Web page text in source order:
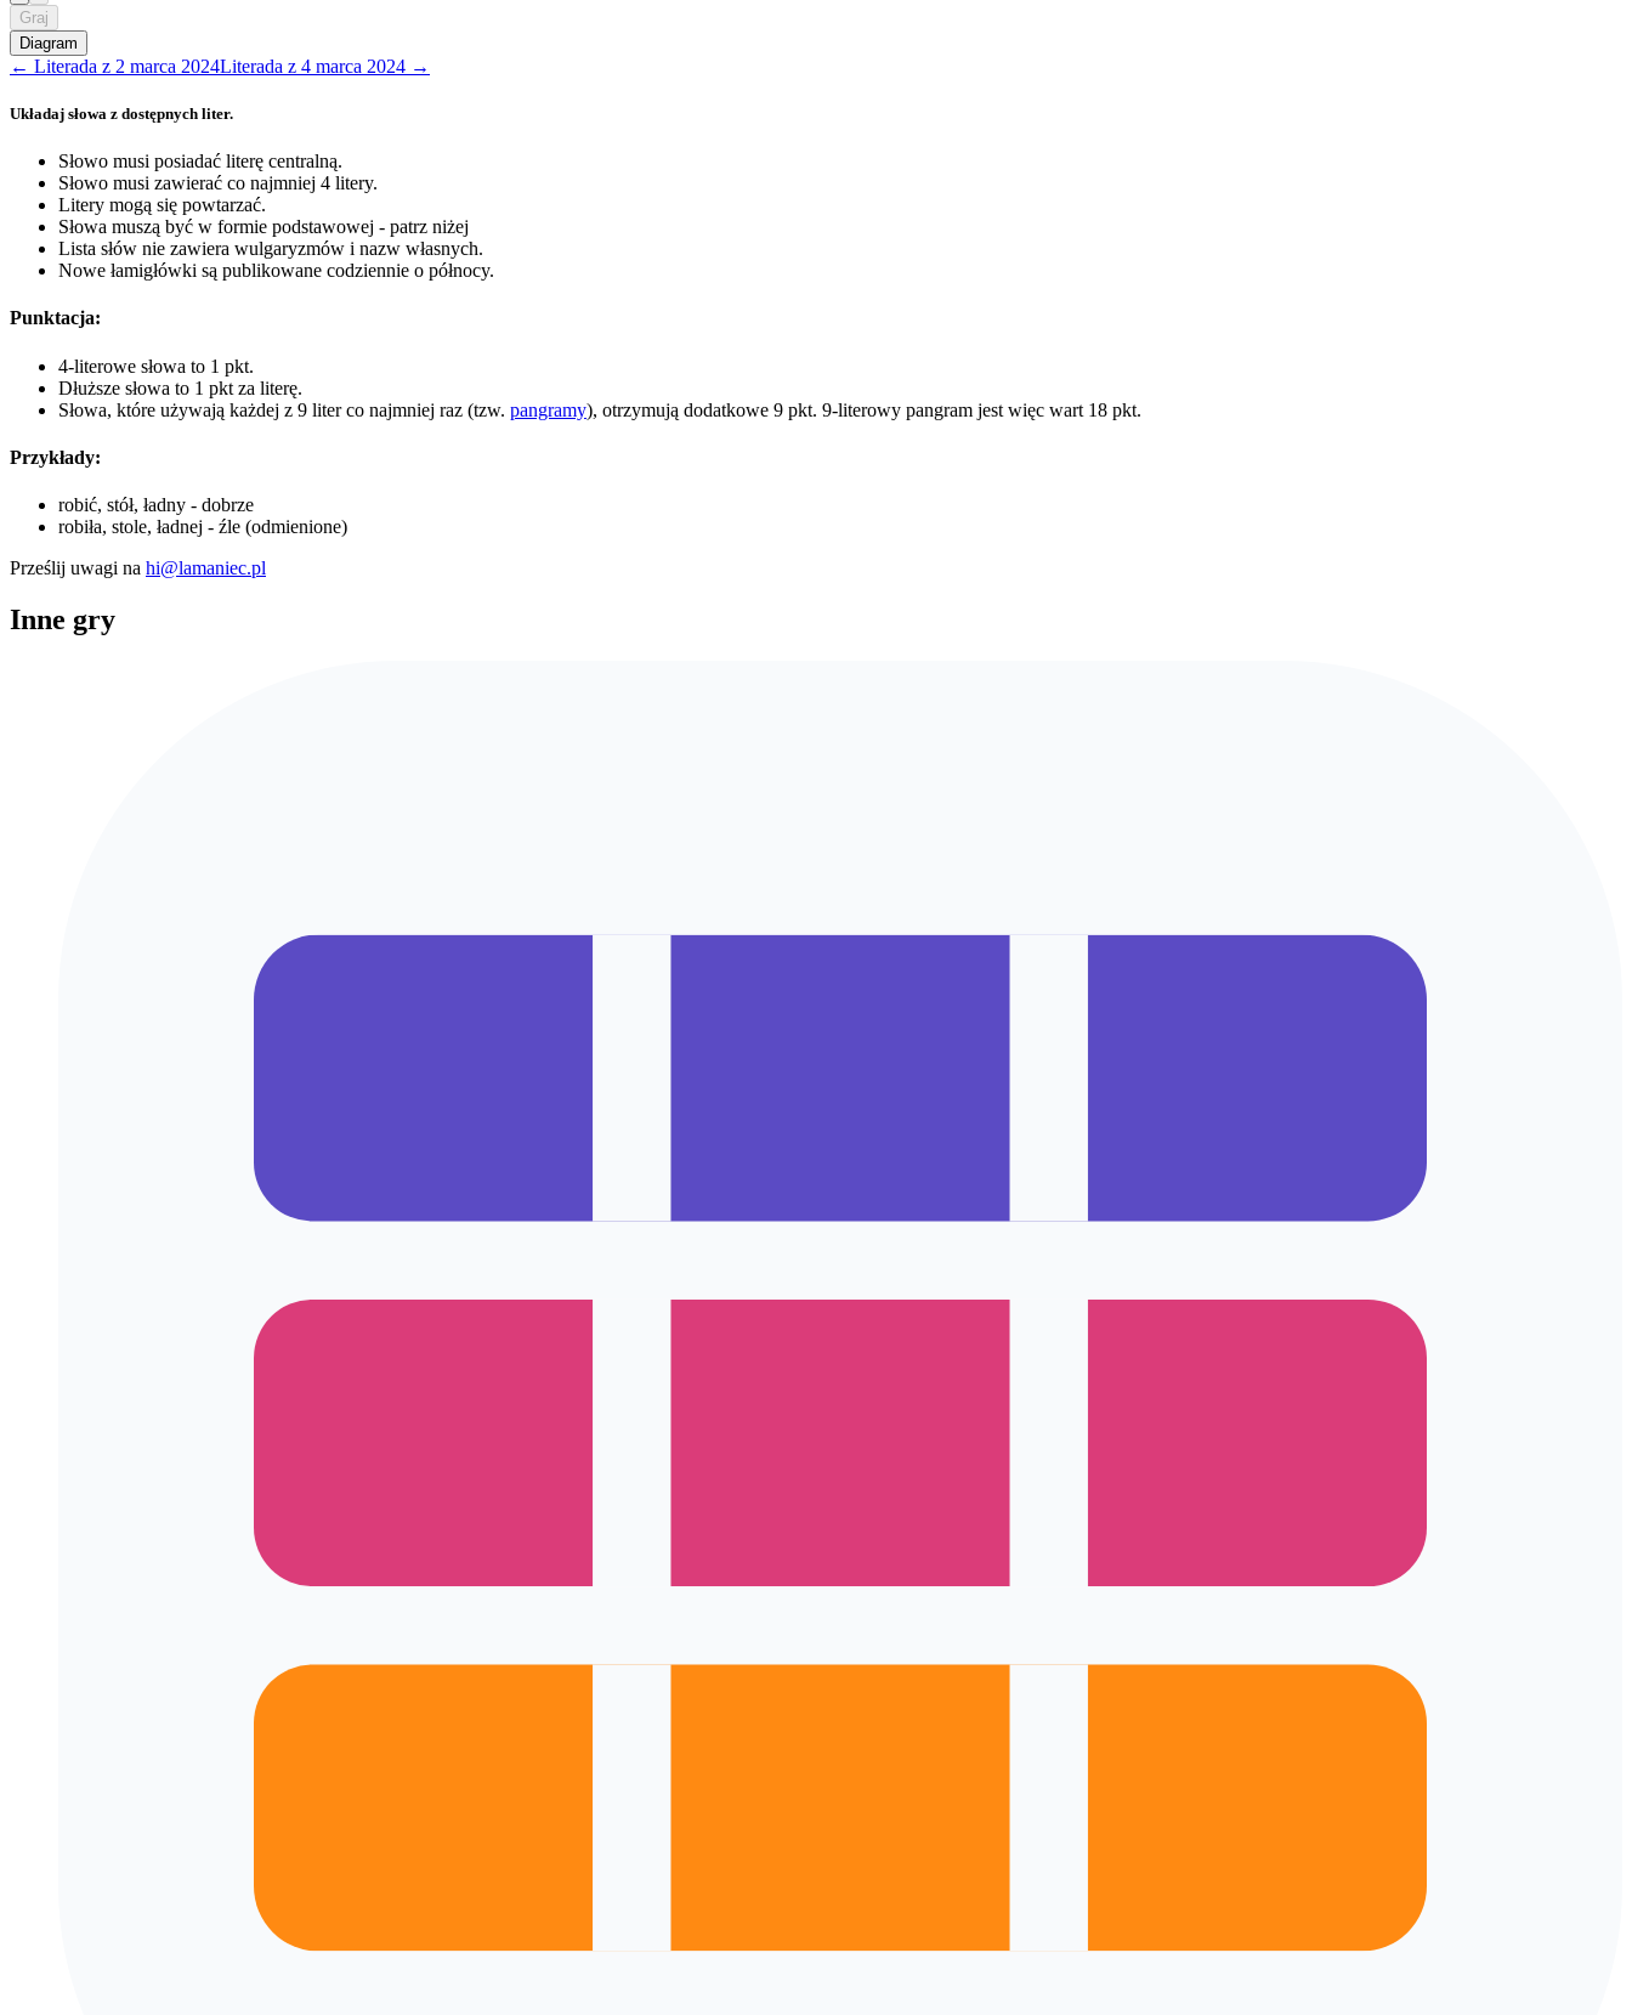
Graj
Diagram
← Literada z 2 marca 2024Literada z 4 marca 2024 →
Układaj słowa z dostępnych liter.
Słowo musi posiadać literę centralną.
Słowo musi zawierać co najmniej 4 litery.
Litery mogą się powtarzać.
Słowa muszą być w formie podstawowej - patrz niżej
Lista słów nie zawiera wulgaryzmów i nazw własnych.
Nowe łamigłówki są publikowane codziennie o północy.
Punktacja:
4-literowe słowa to 1 pkt.
Dłuższe słowa to 1 pkt za literę.
Słowa, które używają każdej z 9 liter co najmniej raz (tzw. pangramy), otrzymują dodatkowe 9 pkt. 9-literowy pangram jest więc wart 18 pkt.
Przykłady:
robić, stół, ładny - dobrze
robiła, stole, ładnej - źle (odmienione)
Prześlij uwagi na hi@lamaniec.pl
Inne gry